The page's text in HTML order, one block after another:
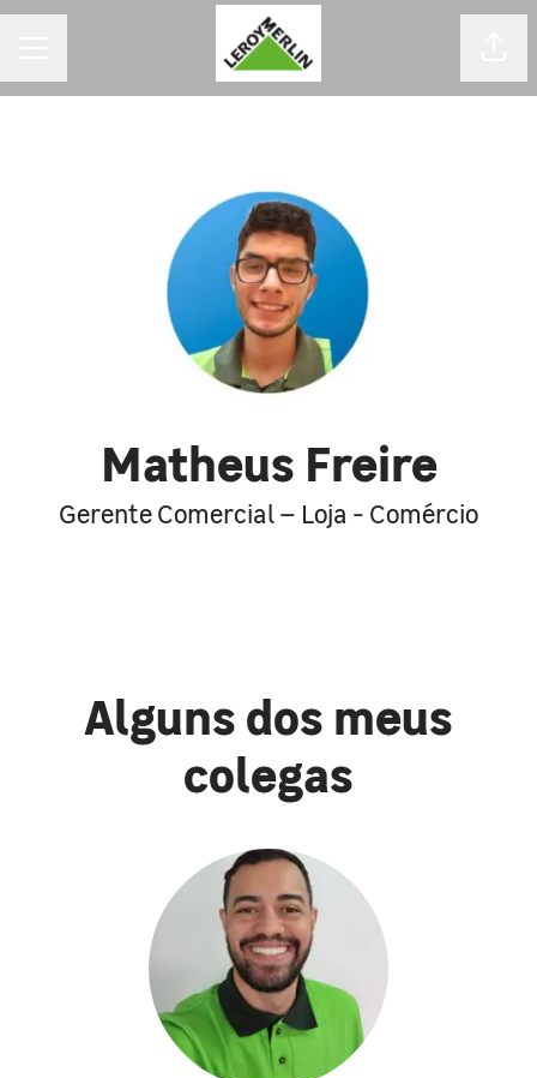
Matheus Freire
Gerente Comercial – Loja - Comércio
Alguns dos meus
colegas